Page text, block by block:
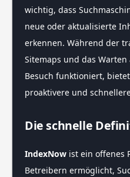
wichtig, dass
neue oder aktualisierte
erkennen. Während der
Sitemaps und das
Besuch funktioniert, bietet
proaktivere und
Die schnelle
IndexNow ist ein offenes
Betreibern ermöglicht,